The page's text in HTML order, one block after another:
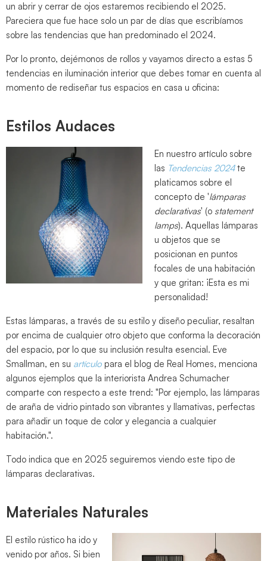
un abrir y cerrar de ojos estaremos recibiendo el 2025.
Pareciera que fue hace solo un par de días que escribíamos
sobre las tendencias que han predominado el 2024.
Por lo pronto, dejémonos de rollos y vayamos directo a estas 5
tendencias en iluminación interior que debes tomar en cuenta al
momento de rediseñar tus espacios en casa u oficina:
Estilos Audaces
En nuestro artículo sobre
las Tendencias 2024te
platicamos sobre el
concepto de 'lámparas
declarativas' (o statement
lamps). Aquellas lámparas
u objetos que se
posicionan en puntos
focales de una habitación
y que gritan: ¡Esta es mi
personalidad!
Estas lámparas, a través de su estilo y diseño peculiar, resaltan
por encima de cualquier otro objeto que conforma la decoración
del espacio, por lo que su inclusión resulta esencial. Eve
Smallman, en su artículo para el blog de Real Homes, menciona
algunos ejemplos que la interiorista Andrea Schumacher
comparte con respecto a este trend: "Por ejemplo, las lámparas
de araña de vidrio pintado son vibrantes y llamativas, perfectas
para añadir un toque de color y elegancia a cualquier
habitación.".
Todo indica que en 2025 seguiremos viendo este tipo de
lámparas declarativas.
Materiales Naturales
El estilo rústico ha ido y
venido por años. Si bien